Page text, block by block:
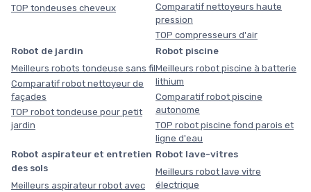
TOP tondeuses cheveux
Comparatif nettoyeurs haute
pression
TOP compresseurs d'air
Robot de jardin
Meilleurs robots tondeuse sans fil
Comparatif robot nettoyeur de
façades
TOP robot tondeuse pour petit
jardin
Robot piscine
Meilleurs robot piscine à batterie
lithium
Comparatif robot piscine
autonome
TOP robot piscine fond parois et
ligne d'eau
Robot aspirateur et entretien
des sols
Meilleurs aspirateur robot avec
Robot lave-vitres
Meilleurs robot lave vitre
électrique